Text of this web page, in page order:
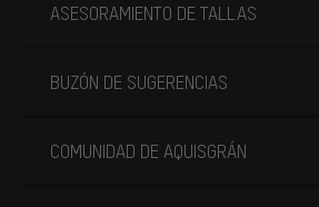
ASESORAMIENTO DE TALLAS
BUZÓN DE SUGERENCIAS
COMUNIDAD DE AQUISGRÁN